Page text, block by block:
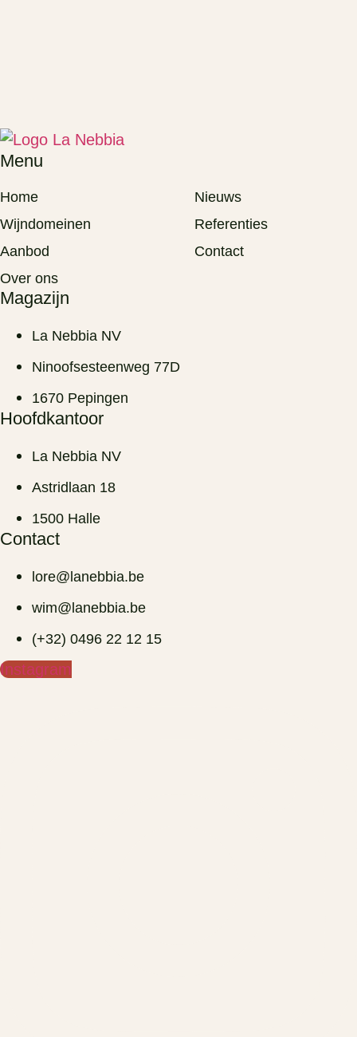
Menu
Home
Wijndomeinen
Aanbod
Over ons
Nieuws
Referenties
Contact
Magazijn
La Nebbia NV
Ninoofsesteenweg 77D
1670 Pepingen
Hoofdkantoor
La Nebbia NV
Astridlaan 18
1500 Halle
Contact
lore@lanebbia.be
wim@lanebbia.be
(+32) 0496 22 12 15‬
Instagram